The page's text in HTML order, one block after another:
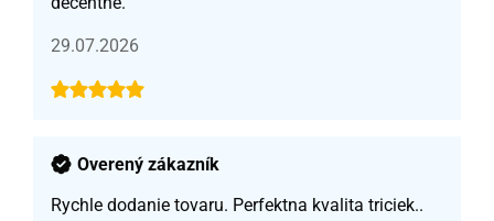
29.07.2026
Overený zákazník
Rychle dodanie tovaru. Perfektna kvalita triciek..